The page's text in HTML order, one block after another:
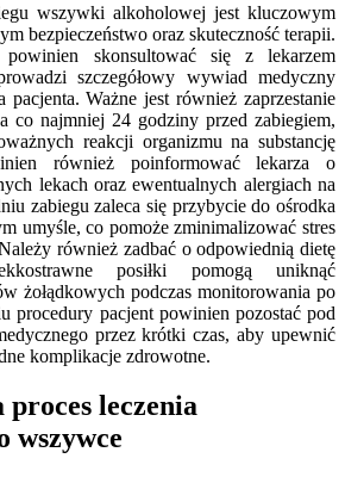
wszywki alkoholowej jest kluczowym
bezpieczeństwo oraz skuteczność terapii.
skonsultować się z lekarzem
szczegółowy wywiad medyczny
pacjenta. Ważne jest również zaprzestanie
co najmniej 24 godziny przed zabiegiem,
reakcji organizmu na substancję
również poinformować lekarza o
lekach oraz ewentualnych alergiach na
zabiegu zaleca się przybycie do ośrodka
umyśle, co pomoże zminimalizować stres
również zadbać o odpowiednią dietę
posiłki pomogą uniknąć
żołądkowych podczas monitorowania po
procedury pacjent powinien pozostać pod
przez krótki czas, aby upewnić
komplikacje zdrowotne.
proces leczenia
wszywce